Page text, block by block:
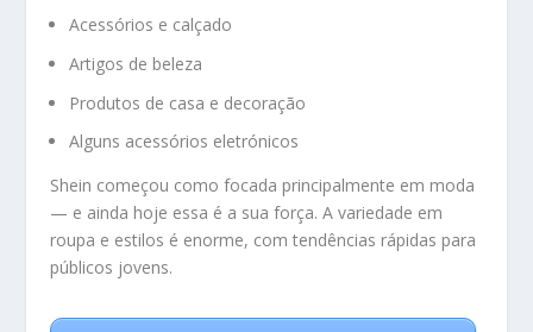
Acessórios e calçado
Artigos de beleza
Produtos de casa e decoração
Alguns acessórios eletrónicos
Shein começou como focada principalmente em moda
— e ainda hoje essa é a sua força. A variedade em
roupa e estilos é enorme, com tendências rápidas para
públicos jovens.